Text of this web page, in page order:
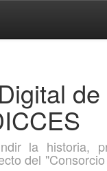
la historia,
del